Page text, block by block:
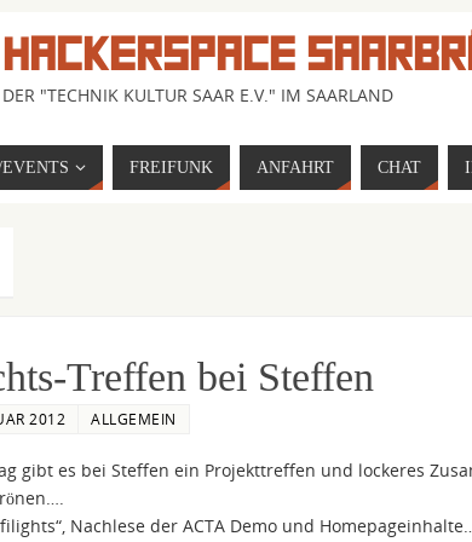
HACKERSPACE
DER "TECHNIK KULTUR SAAR E.V." IM SAARLAND
FREIFUNK ANFAHRT CHAT
Treffen bei Steffen
2012 ALLGEMEIN
gibt es bei Steffen ein Projekttreffen und lockeres
Nachlese der ACTA Demo und